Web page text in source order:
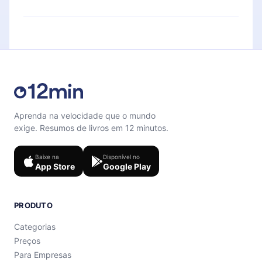
Sinta-se livre para entrar em contato por
Aprenda na velocidade que o mundo
exige. Resumos de livros em 12 minutos.
Baixe na
App Store
Disponível no
Google Play
PRODUTO
Categorias
Preços
Para Empresas